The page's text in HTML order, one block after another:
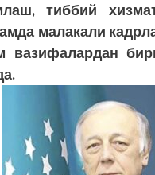
тиббий
малакали
вазифалардан